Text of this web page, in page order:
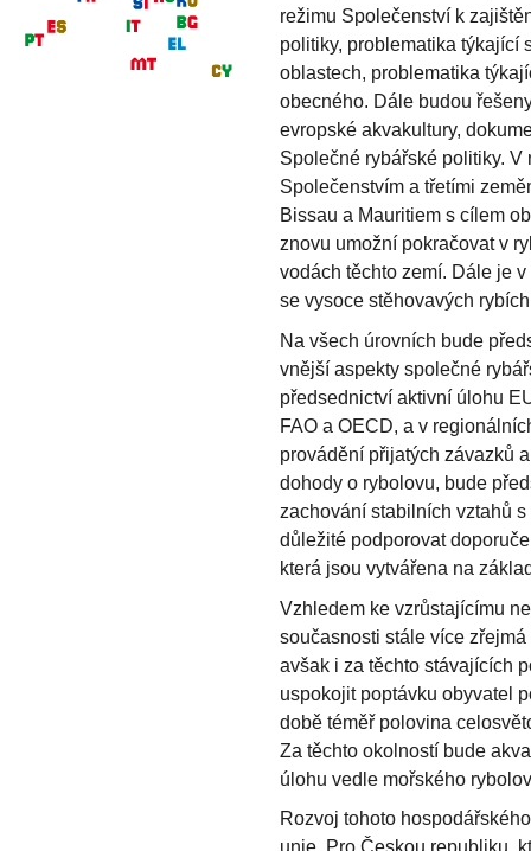
režimu Společenství k
politiky, problematika týkající
oblastech, problematika
obecného. Dále budou
evropské akvakultury,
Společné rybářské politiky.
Společenstvím a třetími
Bissau a Mauritiem s cílem
znovu umožní pokračovat v
vodách těchto zemí. Dále je
se vysoce stěhovavých
Na všech úrovních bude
vnější aspekty společné
předsednictví aktivní úlohu
FAO a OECD, a v
provádění přijatých závazků
dohody o rybolovu, bude
zachování stabilních vztahů
důležité podporovat
která jsou vytvářena na
Vzhledem ke vzrůstajícímu
současnosti stále více
avšak i za těchto stávajících
uspokojit poptávku obyvatel
době téměř polovina
Za těchto okolností bude
úlohu vedle mořského
Rozvoj tohoto
unie. Pro Českou republiku,